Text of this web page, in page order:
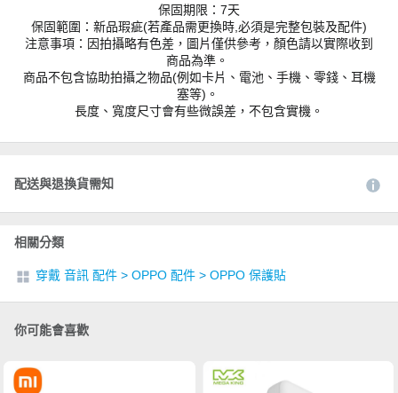
保固期限：7天
保固範圍：新品瑕疵(若產品需更換時,必須是完整包裝及配件)
注意事項：因拍攝略有色差，圖片僅供參考，顏色請以實際收到
商品為準。
商品不包含協助拍攝之物品(例如卡片、電池、手機、零錢、耳機
塞等)。
長度、寬度尺寸會有些微誤差，不包含實機。
配送與退換貨需知
相關分類
穿戴 音訊 配件 > OPPO 配件 > OPPO 保護貼
你可能會喜歡